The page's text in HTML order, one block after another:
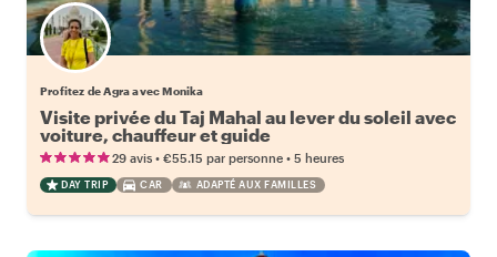
Profitez de Agra avec Monika
Visite privée du Taj Mahal au lever du soleil avec
voiture, chauffeur et guide
29 avis • €55.15 par personne • 5 heures
DAY TRIP CAR ADAPTÉ AUX FAMILLES